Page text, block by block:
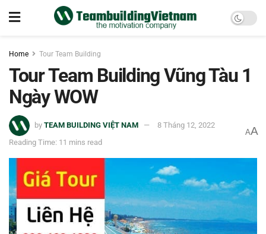
Home Tour Team Building
Tour Team Building Vũng Tàu 1
Ngày WOW
by TEAM BUILDING VIỆT NAM
8 Tháng 12, 2022
Reading Time: 11 mins read
AA